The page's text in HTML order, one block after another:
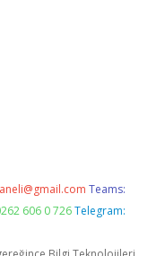
Teams:
606 0 726 Telegram: